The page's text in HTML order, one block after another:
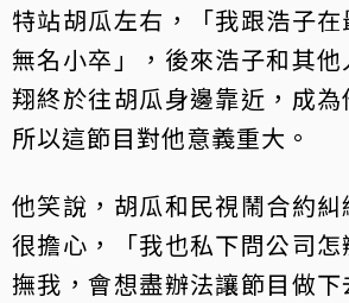
特站胡瓜左右，「我跟浩子
無名小卒」，後來浩子和其
翔終於往胡瓜身邊靠近，成為
所以這節目對他意義重大。
他笑說，胡瓜和民視鬧合約
很擔心，「我也私下問公司
撫我，會想盡辦法讓節目做